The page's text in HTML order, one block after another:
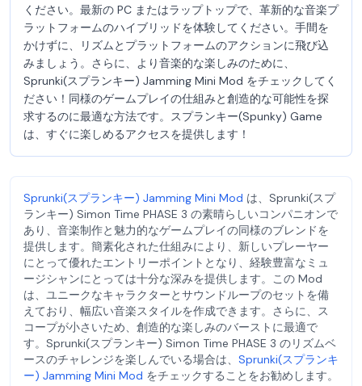
ください。最新の PC またはラップトップで、革新的な音楽プ
ラットフォームのハイブリッドを体験してください。手間を
かけずに、リズムとプラットフォームのアクションに飛び込
みましょう。さらに、より音楽的な楽しみのために、
Sprunki(スプランキー) Jamming Mini Mod をチェックしてく
ださい！同様のゲームプレイの仕組みと創造的な可能性を探
求するのに最適な方法です。スプランキー(Spunky) Game
は、すぐに楽しめるアクセスを提供します！
Sprunki(スプランキー) Jamming Mini Mod は、Sprunki(スプ
ランキー) Simon Time PHASE 3 の素晴らしいコンパニオンで
あり、音楽制作と魅力的なゲームプレイの同様のブレンドを
提供します。簡素化された仕組みにより、新しいプレーヤー
にとって優れたエントリーポイントとなり、経験豊富なミュ
ージシャンにとっては十分な深みを提供します。この Mod
は、ユニークなキャラクターとサウンドループのセットを備
えており、幅広い音楽スタイルを作成できます。さらに、ス
コープが小さいため、創造的な楽しみのバーストに最適で
す。Sprunki(スプランキー) Simon Time PHASE 3 のリズムベ
ースのチャレンジを楽しんでいる場合は、 Sprunki(スプランキ
ー) Jamming Mini Mod をチェックすることをお勧めします。